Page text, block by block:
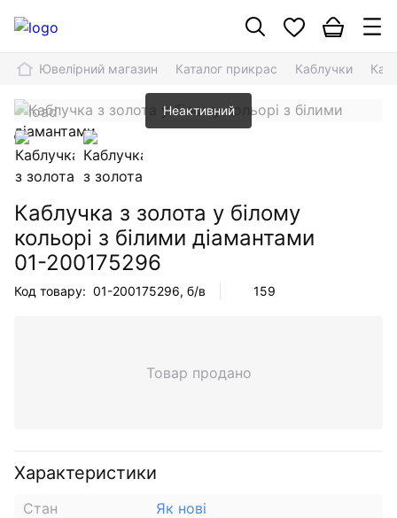
Ювелірний магазин Каталог прикрас Каблучки
Неактивний
Каблучка з золота у білому
кольорі з білими діамантами
01-200175296
Код товару: 01-200175296, б/в 159
Товар продано
Характеристики
Стан
Як нові